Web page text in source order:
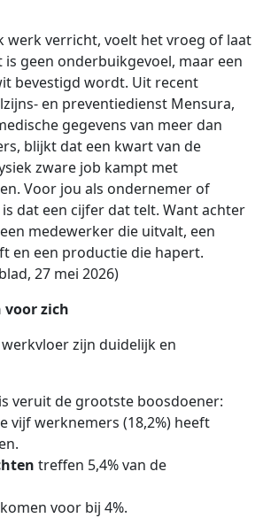
werk verricht, voelt het vroeg of laat
is geen onderbuikgevoel, maar een
bevestigd wordt. Uit recent
en preventiedienst Mensura,
gegevens van meer dan
blijkt dat een kwart van de
zware job kampt met
Voor jou als ondernemer of
dat een cijfer dat telt. Want achter
medewerker die uitvalt, een
en een productie die hapert.
27 mei 2026)
voor zich
zijn duidelijk en
is veruit de grootste boosdoener:
vijf werknemers (18,2%) heeft
treffen 5,4% van de
komen voor bij 4%.